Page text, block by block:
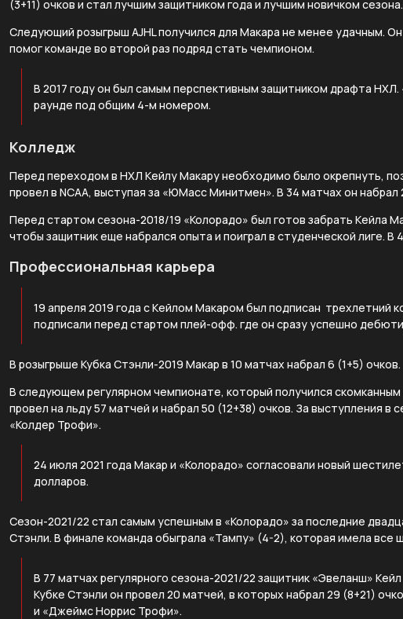
(3+11) очков и стал лучшим защитником года и лучшим новичком сезона.
Следующий розыгрыш AJHL получился для Макара не менее удачным.
помог команде во второй раз подряд стать чемпионом.
В 2017 году он был самым перспективным защитником драфта НХЛ.
раунде под общим 4-м номером.
Колледж
Перед переходом в НХЛ Кейлу Макару необходимо было окрепнуть,
провел в NCAA, выступая за «ЮМасс Минитмен». В 34 матчах он набрал
Перед стартом сезона-2018/19 «Колорадо» был готов забрать Кейла
чтобы защитник еще набрался опыта и поиграл в студенческой лиге. В
Профессиональная карьера
19 апреля 2019 года с Кейлом Макаром был подписан трехлетний
подписали перед стартом плей-офф. где он сразу успешно
В розыгрыше Кубка Стэнли-2019 Макар в 10 матчах набрал 6 (1+5) очков.
В следующем регулярном чемпионате, который получился скомканным
провел на льду 57 матчей и набрал 50 (12+38) очков. За выступления
«Колдер Трофи».
24 июля 2021 года Макар и «Колорадо» согласовали новый
долларов.
Сезон-2021/22 стал самым успешным в «Колорадо» за последние
Стэнли. В финале команда обыграла «Тампу» (4-2), которая имела все
В 77 матчах регулярного сезона-2021/22 защитник «Эвеланш»
Кубке Стэнли он провел 20 матчей, в которых набрал 29 (8+21)
и «Джеймс Норрис Трофи».